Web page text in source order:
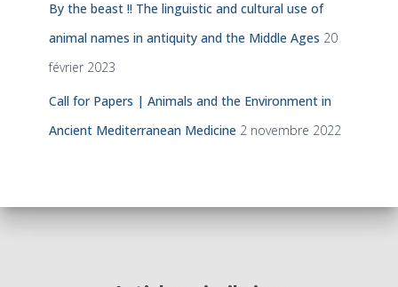
By the beast !! The linguistic and cultural use of
animal names in antiquity and the Middle Ages 20
février 2023
Call for Papers | Animals and the Environment in
Ancient Mediterranean Medicine 2 novembre 2022